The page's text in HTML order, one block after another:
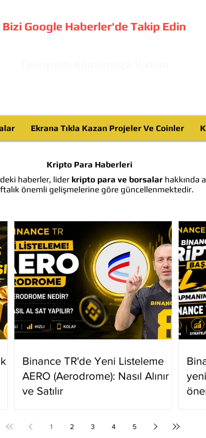
Bizi Google Haberler'de Takip Edin
Ekrana Tıkla Kazan Projeler Ve Coinler
Kripto Para Haberleri
haberler, lider kripto para ve borsalarhakkında
önemli gelişmelerine göre güncellenmektedir.
Binance TR'de Yeni Listeleme
AERO (Aerodrome): Nasıl Alınır
ve Satılır
1 2 3 4 5